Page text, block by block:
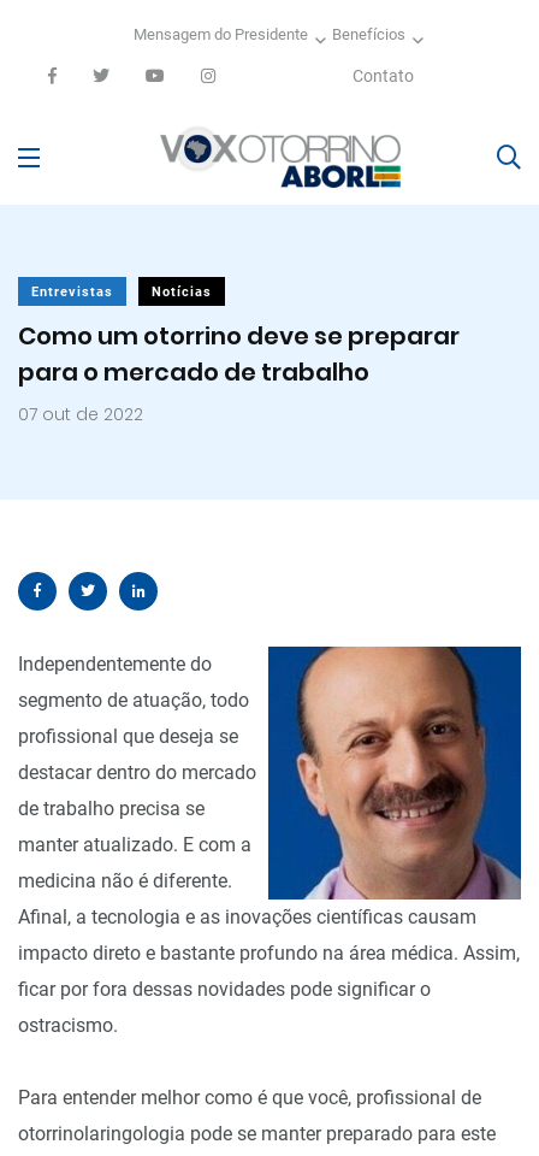
Mensagem do Presidente Benefícios
Contato
Entrevistas Notícias
Como um otorrino deve se preparar
para o mercado de trabalho
07 out de 2022
Independentemente do
segmento de atuação, todo
profissional que deseja se
destacar dentro do mercado
de trabalho precisa se
manter atualizado. E com a
medicina não é diferente.
Afinal, a tecnologia e as inovações científicas causam
impacto direto e bastante profundo na área médica. Assim,
ficar por fora dessas novidades pode significar o
ostracismo.
Para entender melhor como é que você, profissional de
otorrinolaringologia pode se manter preparado para este